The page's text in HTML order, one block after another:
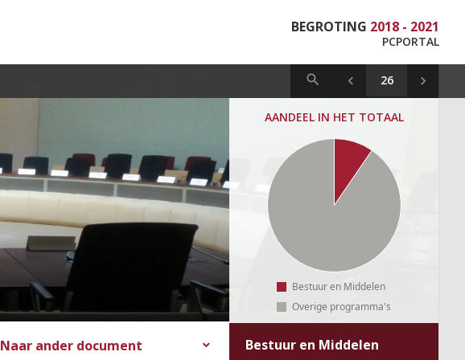
BEGROTING 2018 - 2021
PCPORTAL
AANDEEL IN HET TOTAAL
Bestuur en Middelen
Overige programma's
Bestuur en Middelen
Naar ander document